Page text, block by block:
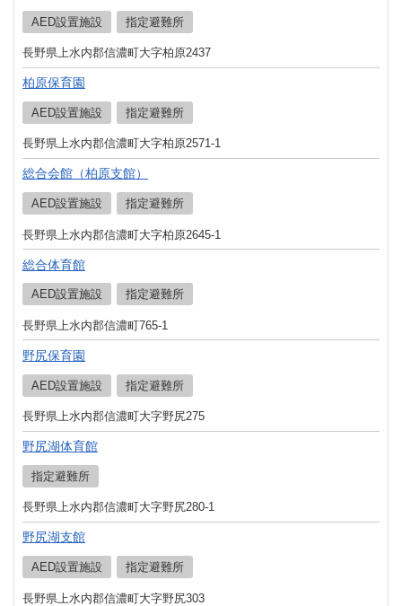
AED設置施設 指定避難所
長野県上水内郡信濃町大字柏原2437
柏原保育園
AED設置施設 指定避難所
長野県上水内郡信濃町大字柏原2571-1
総合会館（柏原支館）
AED設置施設 指定避難所
長野県上水内郡信濃町大字柏原2645-1
総合体育館
AED設置施設 指定避難所
長野県上水内郡信濃町765-1
野尻保育園
AED設置施設 指定避難所
長野県上水内郡信濃町大字野尻275
野尻湖体育館
指定避難所
長野県上水内郡信濃町大字野尻280-1
野尻湖支館
AED設置施設 指定避難所
長野県上水内郡信濃町大字野尻303